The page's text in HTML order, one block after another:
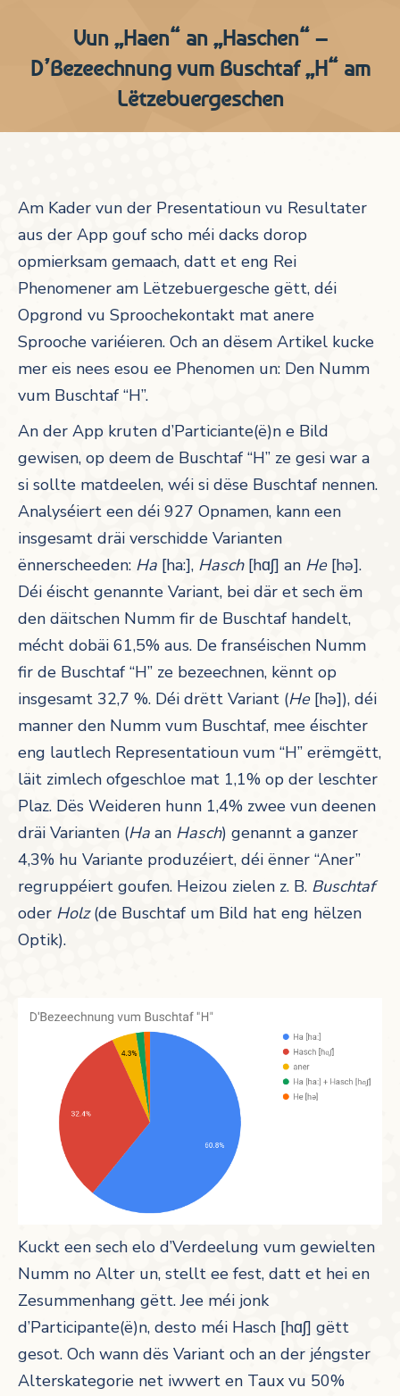
Vun „Haen“ an „Haschen“ –
D’Bezeechnung vum Buschtaf „H“ am
Lëtzebuergeschen
Am Kader vun der Presentatioun vu Resultater
aus der App gouf scho méi dacks dorop
opmierksam gemaach, datt et eng Rei
Phenomener am Lëtzebuergesche gëtt, déi
Opgrond vu Sproochekontakt mat anere
Sprooche variéieren. Och an dësem Artikel kucke
mer eis nees esou ee Phenomen un: Den Numm
vum Buschtaf “H”.
An der App kruten d’Particiante(ë)n e Bild
gewisen, op deem de Buschtaf “H” ze gesi war a
si sollte matdeelen, wéi si dëse Buschtaf nennen.
Analyséiert een déi 927 Opnamen, kann een
insgesamt dräi verschidde Varianten
ënnerscheeden: Ha [ha:], Hasch[hɑʃ] an He[hə].
Déi éischt genannte Variant, bei där et sech ëm
den däitschen Numm fir de Buschtaf handelt,
mécht dobäi 61,5% aus. De franséischen Numm
fir de Buschtaf “H” ze bezeechnen, kënnt op
insgesamt 32,7 %. Déi drëtt Variant (He[hə]), déi
manner den Numm vum Buschtaf, mee éischter
eng lautlech Representatioun vum “H” erëmgëtt,
läit zimlech ofgeschloe mat 1,1% op der leschter
Plaz. Dës Weideren hunn 1,4% zwee vun deenen
dräi Varianten (Ha an Hasch) genannt a ganzer
4,3% hu Variante produzéiert, déi ënner “Aner”
regruppéiert goufen. Heizou zielen z. B. Buschtaf
oder Holz(de Buschtaf um Bild hat eng hëlzen
Optik).
Kuckt een sech elo d’Verdeelung vum gewielten
Numm no Alter un, stellt ee fest, datt et hei en
Zesummenhang gëtt. Jee méi jonk
d’Participante(ë)n, desto méi Hasch [hɑʃ] gëtt
gesot. Och wann dës Variant och an der jéngster
Alterskategorie net iwwert en Taux vu 50%